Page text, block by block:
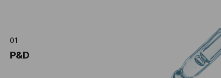
01
P&D